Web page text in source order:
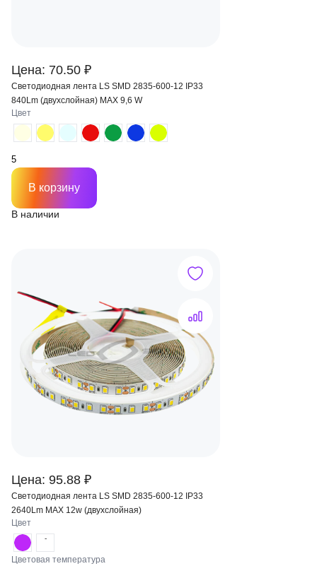
Цена: 70.50 ₽
Светодиодная лента LS SMD 2835-600-12 IP33
840Lm (двухслойная) MAX 9,6 W
В наличии
Цвет
В корзину
Цена: 95.88 ₽
Светодиодная лента LS SMD 2835-600-12 IP33
2640Lm MAX 12w (двухслойная)
Цвет
-
Цветовая температура